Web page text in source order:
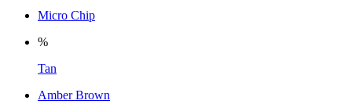
Micro Chip
%
Tan
Amber Brown